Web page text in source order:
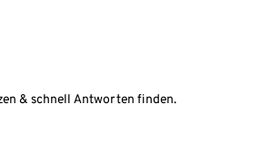
& schnell Antworten finden.